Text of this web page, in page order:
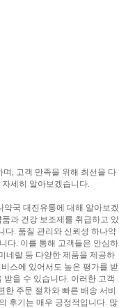
, 고객 만족을 위해 최선을 다
세히 알아보겠습니다.
국 대진유통에 대해 알아보겠
과 건강 보조제를 취급하고 있
다. 품질 관리와 신뢰성 하나약
다. 이를 통해 고객들은 안심하
네랄 등 다양한 제품을 제공하
스에 있어서도 높은 평가를 받
을 수 있습니다. 이러한 고객
주문 절차와 빠른 배송 서비
후기는 매우 긍정적입니다. 많